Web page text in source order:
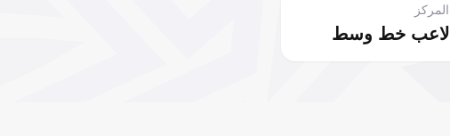
لاعب خط وسط
المركز